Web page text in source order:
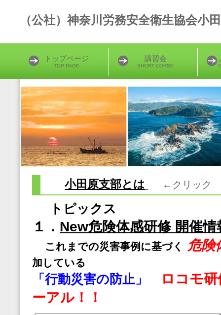
（公社）神奈川労務安全衛生協会小
小田原支部とは ←クリック
トピックス
１． New危険体感研修 開催情
これまでの災害事例に基づく 危険
加している
「行動災害の防止」
ロコモ研
ーアル！！
トップページ
TOP PAGE
講習会
SHORT CORSE